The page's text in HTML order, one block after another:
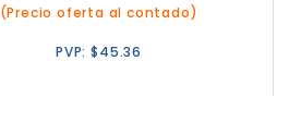
(Precio oferta al contado)
PVP:$45.36